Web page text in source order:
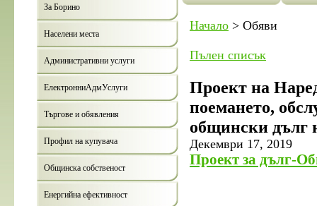
За Борино
Населени места
Административни услуги
ЕлектронниАдмУслуги
Търгове и обявления
Профил на купувача
Общинска собственост
Енергийна ефективност
Начало > Обяви
Пълен списък
Проект на
поемането,
общински
Декември 17, 2019
Проект за дълг-